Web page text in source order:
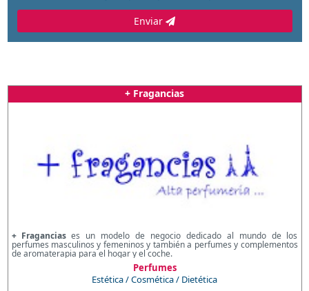
Enviar
+ Fragancias
+ Fraganciases un modelo de negocio dedicado al mundo de los
perfumes masculinos y femeninos y también a perfumes y complementos
de aromaterapia para el hogar y el coche.
Perfumes
Estética / Cosmética / Dietética